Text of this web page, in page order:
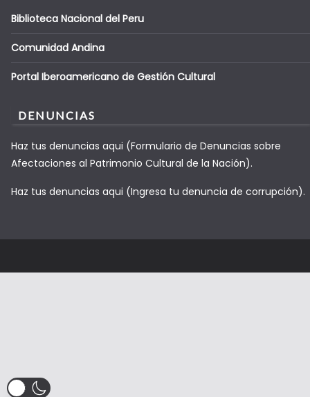
Biblioteca Nacional del Peru
Comunidad Andina
Portal Iberoamericano de Gestión Cultural
DENUNCIAS
Haz tus denuncias aqui (Formulario de Denuncias sobre
Afectaciones al Patrimonio Cultural de la Nación).
Haz tus denuncias aqui (Ingresa tu denuncia de corrupción).